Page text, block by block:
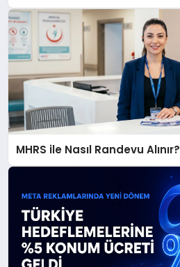
MHRS ile Nasıl Randevu Alınır?